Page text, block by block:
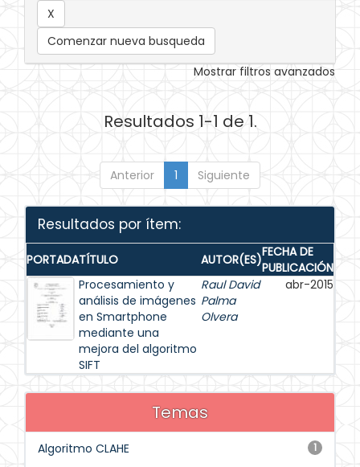
Comenzar nueva busqueda
Mostrar filtros avanzados
Resultados 1-1 de 1.
Anterior 1 Siguiente
Resultados por ítem:
PORTADATÍTULO AUTOR(ES)FECHA DE
PUBLICACIÓN
Procesamiento y
análisis de imágenes
en Smartphone
mediante una
mejora del algoritmo
SIFT
Raul David
Palma
Olvera
abr-2015
Temas
1
Algoritmo CLAHE